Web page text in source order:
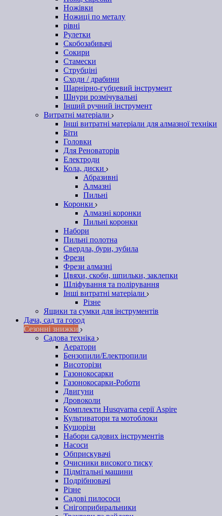
Ножівки
Ножиці по металу
рівні
Рулетки
Скобозабивачі
Сокири
Стамески
Струбціні
Сходи / драбини
Шарнірно-губцевий інструмент
Шнури розмічувальні
Інший ручний інструмент
Витратні матеріали
Інші витратні матеріали для алмазної техніки
Біти
Головки
Для Реноваторів
Електроди
Кола, диски
Абразивні
Алмазні
Пильні
Коронки
Алмазні коронки
Пильні коронки
Набори
Пильні полотна
Свердла, бури, зубила
Фрези
Фрези алмазні
Цвяхи, скоби, шпильки, заклепки
Шліфування та полірування
Інші витратні матеріали
Різне
Ящики та сумки для інструментів
Дача, сад та город
Сезонні знижки
Садова техніка
Аератори
Бензопили/Електропили
Висоторізи
Газонокосарки
Газонокосарки-Роботи
Двигуни
Дровоколи
Комплекти Husqvarna серії Aspire
Культиватори та мотоблоки
Кущорізи
Набори садових інструментів
Насоси
Обприскувачі
Очисники високого тиску
Підмітальні машини
Подрібнювачі
Різне
Садові пилососи
Снігоприбиральники